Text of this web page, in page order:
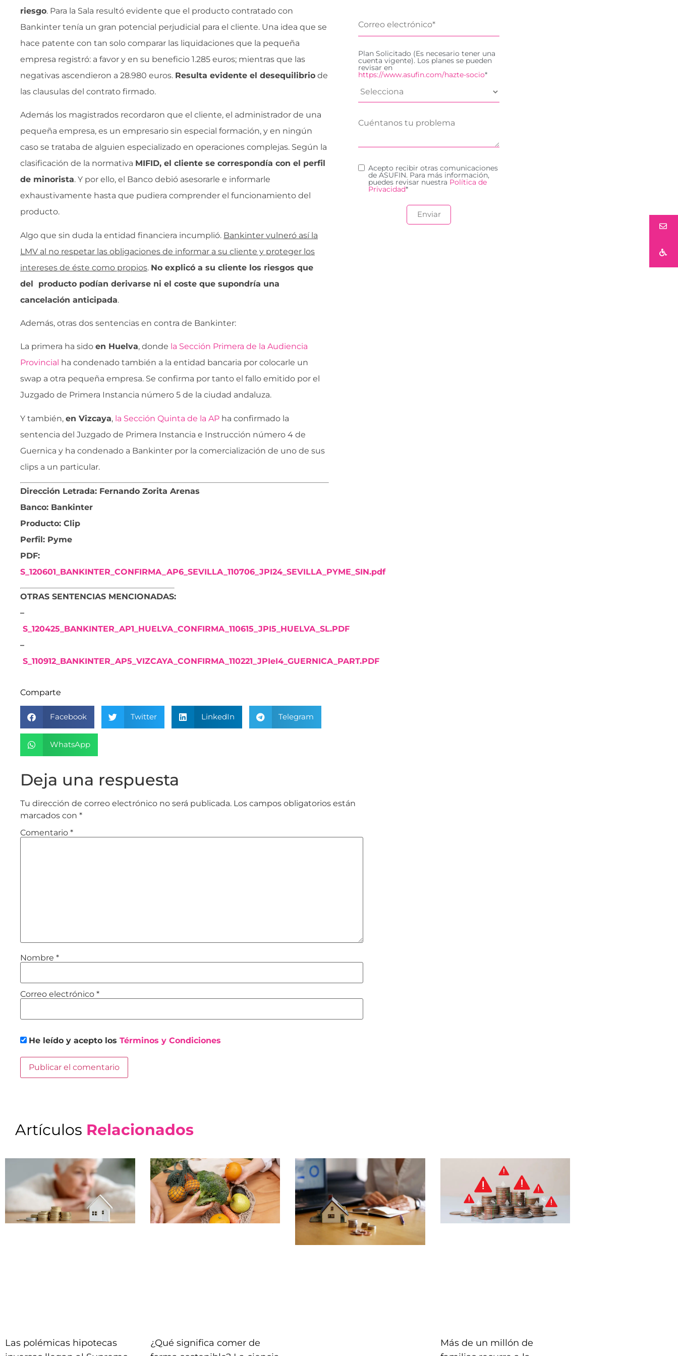
riesgo. Para la Sala resultó evidente que el producto contratado con
Bankinter tenía un gran potencial perjudicial para el cliente. Una idea que se
hace patente con tan solo comparar las liquidaciones que la pequeña
empresa registró: a favor y en su beneficio 1.285 euros; mientras que las
negativas ascendieron a 28.980 euros. Resulta evidente el desequilibrio de
las clausulas del contrato firmado.
Además los magistrados recordaron que el cliente, el administrador de una
pequeña empresa, es un empresario sin especial formación, y en ningún
caso se trataba de alguien especializado en operaciones complejas. Según la
clasificación de la normativa MIFID, el cliente se correspondía con el perfil
de minorista. Y por ello, el Banco debió asesorarle e informarle
exhaustivamente hasta que pudiera comprender el funcionamiento del
producto.
Algo que sin duda la entidad financiera incumplió. Bankinter vulneró así la
LMV al no respetar las obligaciones de informar a su cliente y proteger los
intereses de éste como propios. No explicó a su cliente los riesgos que
del producto podían derivarse ni el coste que supondría una
cancelación anticipada.
Además, otras dos sentencias en contra de Bankinter:
La primera ha sido en Huelva, donde la Sección Primera de la Audiencia
Provincial ha condenado también a la entidad bancaria por colocarle un
swap a otra pequeña empresa. Se confirma por tanto el fallo emitido por el
Juzgado de Primera Instancia número 5 de la ciudad andaluza.
Y también, en Vizcaya, la Sección Quinta de la AP ha confirmado la
sentencia del Juzgado de Primera Instancia e Instrucción número 4 de
Guernica y ha condenado a Bankinter por la comercialización de uno de sus
clips a un particular.
Dirección Letrada: Fernando Zorita Arenas
Banco: Bankinter
Producto: Clip
Perfil: Pyme
PDF:
S_120601_BANKINTER_CONFIRMA_AP6_SEVILLA_110706_JPI24_SEVILLA_PYME_SIN.pdf
OTRAS SENTENCIAS MENCIONADAS:
–
S_120425_BANKINTER_AP1_HUELVA_CONFIRMA_110615_JPI5_HUELVA_SL.PDF
–
S_110912_BANKINTER_AP5_VIZCAYA_CONFIRMA_110221_JPIeI4_GUERNICA_PART.PDF
Comparte
Facebook Twitter LinkedIn Telegram
WhatsApp
Deja una respuesta
Tu dirección de correo electrónico no será publicada. Los campos obligatorios están
marcados con *
Comentario *
Nombre *
Correo electrónico *
He leído y acepto los Términos y Condiciones
Plan Solicitado (Es necesario tener una
cuenta vigente). Los planes se pueden
revisar en
https://www.asufin.com/hazte-socio*
Acepto recibir otras comunicaciones
de ASUFIN. Para más información,
puedes revisar nuestra Política de
Privacidad*
Artículos Relacionados
Las polémicas hipotecas
¿Qué significa comer de
Más de un millón de